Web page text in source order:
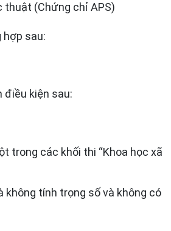
thuật (Chứng chỉ APS)
sau:
điều kiện sau:
trong các khối thi “Khoa học xã
tính trọng số và không có